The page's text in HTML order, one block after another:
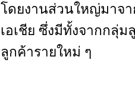
โดยงานส่วนใหญ่มาจ
เอเชีย ซึ่งมีทั้งจากกลุ่
ลูกค้ารายใหม่ ๆ